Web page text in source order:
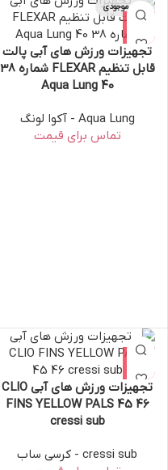
اتمام موجودی
تجهیزات ورزش های آبی پالت
قابل تنظیم FLEXAR شماره 38
40 Aqua Lung
Aqua Lung - آکوا لونگ
تجهیزات ورزش های آبی CLIO
FINS YELLOW PALS 45 46
cressi sub
cressi sub - کرسی ساب